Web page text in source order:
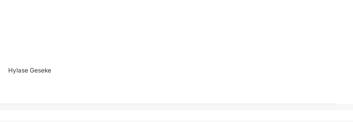
Hylase Geseke